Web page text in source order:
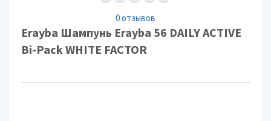
0 отзывов
Erayba Шампунь Erayba 56 DAILY ACTIVE
Bi-Pack WHITE FACTOR